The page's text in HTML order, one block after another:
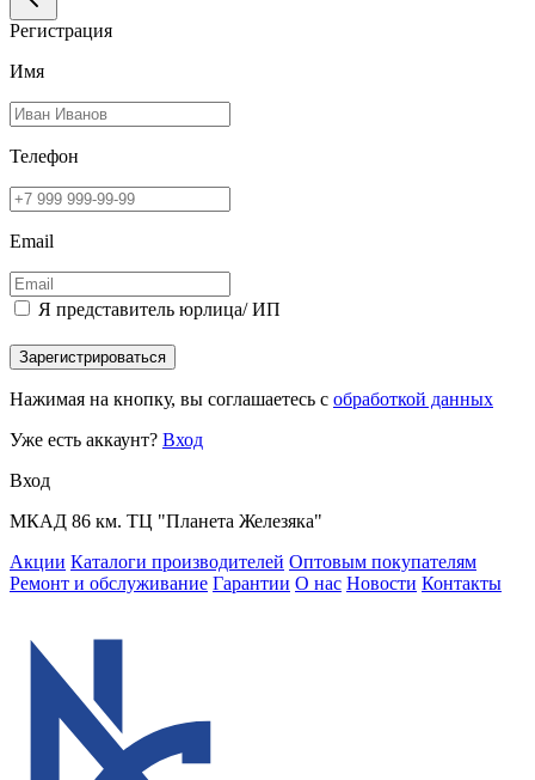
Регистрация
Имя
Телефон
Email
Я представитель юрлица/ ИП
Зарегистрироваться
Нажимая на кнопку, вы соглашаетесь с обработкой данных
Уже есть аккаунт? Вход
Вход
МКАД 86 км. ТЦ "Планета Железяка"
Акции Каталоги производителей Оптовым покупателям
Ремонт и обслуживание Гарантии О нас Новости Контакты